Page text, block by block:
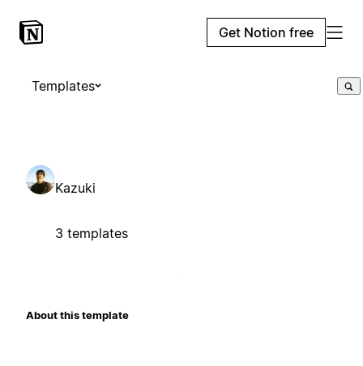
Get Notion free
Templates
Kazuki
3 templates
About this template